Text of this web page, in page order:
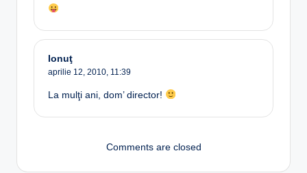
Ionuţ
aprilie 12, 2010, 11:39
La mulţi ani, dom’ director!
Comments are closed